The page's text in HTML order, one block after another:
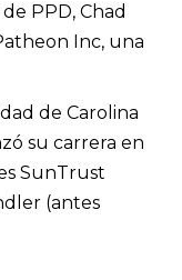
PPD, Chad
Inc, una
de Carolina
su carrera en
SunTrust
(antes